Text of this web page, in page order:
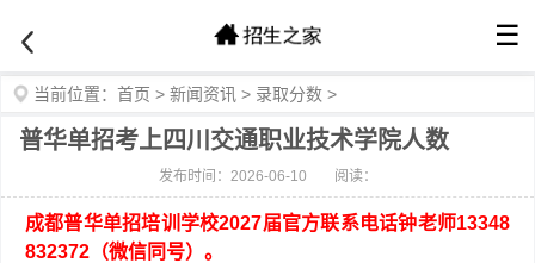
☰
当前位置： 首页 > 新闻资讯 > 录取分数 >
普华单招考上四川交通职业技术学院人数
发布时间：2026-06-10 阅读：
成都普华单招培训学校2027届官方联系电话钟老师13348
832372（微信同号）。